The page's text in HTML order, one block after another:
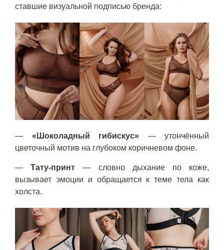
ставшие визуальной подписью бренда:
— «Шоколадный гибискус» — утончённый
цветочный мотив на глубоком коричневом фоне.
—Тату-принт — словно дыхание по коже,
вызывает эмоции и обращается к теме тела как
холста.